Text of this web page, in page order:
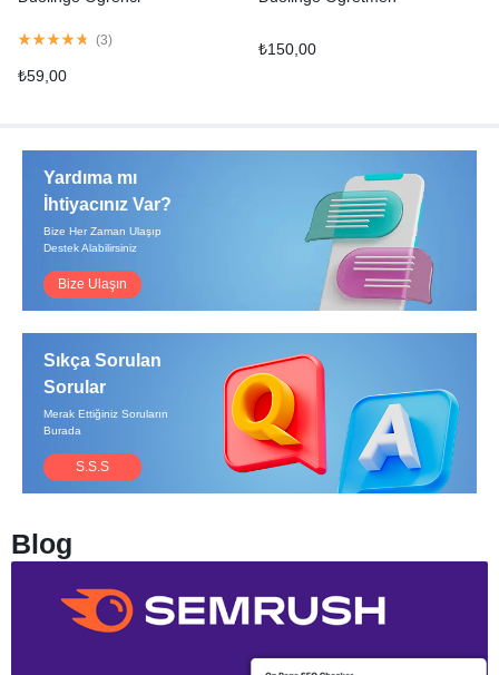
(3)
₺59,00
₺150,00
Yardıma mı
İhtiyacınız Var?
Bize Her Zaman Ulaşıp
Destek Alabilirsiniz
Bize Ulaşın
Sıkça Sorulan
Sorular
Merak Ettiğiniz Soruların
Burada
S.S.S
Blog